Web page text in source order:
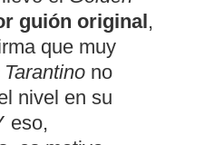
guión original,
que muy
Tarantino no
nivel en su
eso,